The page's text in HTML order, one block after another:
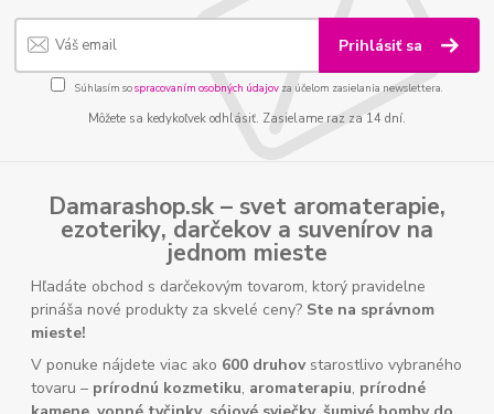
Prihlásiť sa
Súhlasím sospracovaním osobných údajov za účelom zasielania newslettera.
Môžete sa kedykoľvek odhlásiť. Zasielame raz za 14 dní.
Damarashop.sk – svet aromaterapie,
ezoteriky, darčekov a suvenírov na
jednom mieste
Hľadáte obchod s darčekovým tovarom, ktorý pravidelne
prináša nové produkty za skvelé ceny? Ste na správnom
mieste!
V ponuke nájdete viac ako 600 druhovstarostlivo vybraného
tovaru – prírodnú kozmetiku, aromaterapiu, prírodné